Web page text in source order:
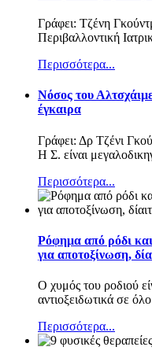
Γράφει: Τζένη
Περιβαλλοντική
Περισσότερα...
Nόσος του
έγκαιρα
Γράφει: Δρ Τζένι
Η Σ. είναι
Περισσότερα...
Ρόφημα από ρόδι
για αποτοξίνωση,
Ο χυμός του ροδιού
αντιοξειδωτικά σε όλο
Περισσότερα...